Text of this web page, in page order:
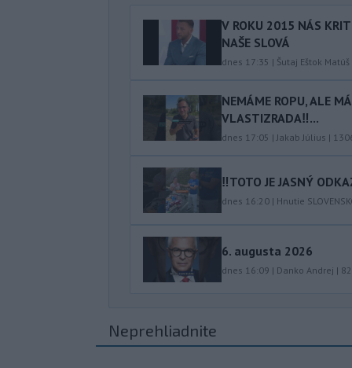
V ROKU 2015 NÁS
NAŠE SLOVÁ
dnes 17:35 | Šutaj Eštok Matúš
NEMÁME ROPU, ALE
VLASTIZRADA‼️...
dnes 17:05 |Jakab Július |
‼️TOTO JE JASNÝ
dnes 16:20 | Hnutie
6. augusta 2026
dnes 16:09 | Danko Andrej |
Neprehliadnite